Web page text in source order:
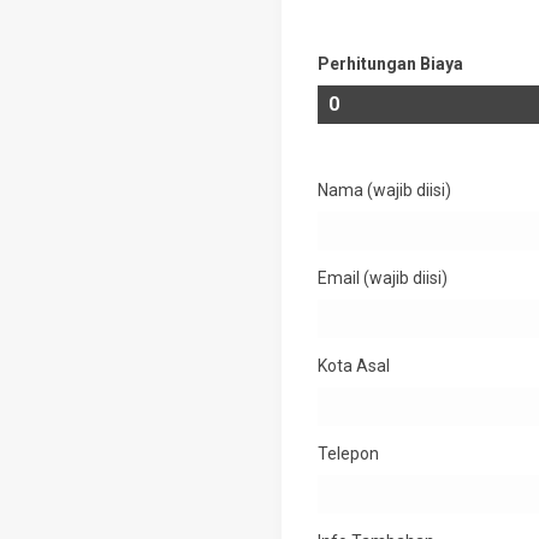
Perhitungan Biaya
Nama (wajib diisi)
Email (wajib diisi)
Kota Asal
Telepon